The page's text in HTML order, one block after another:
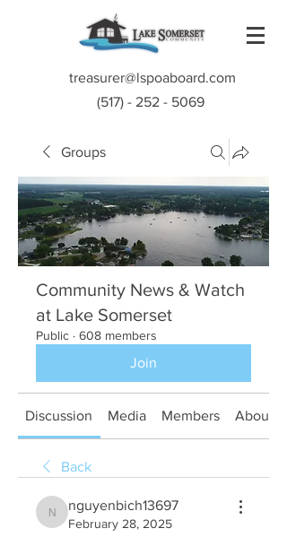
treasurer@lspoaboard.com
(517) - 252 - 5069
Groups
Community News & Watch
at Lake Somerset
Public · 608 members
Join
Discussion Media Members About
Back
nguyenbich13697
nguyenbich13697
February 28, 2025